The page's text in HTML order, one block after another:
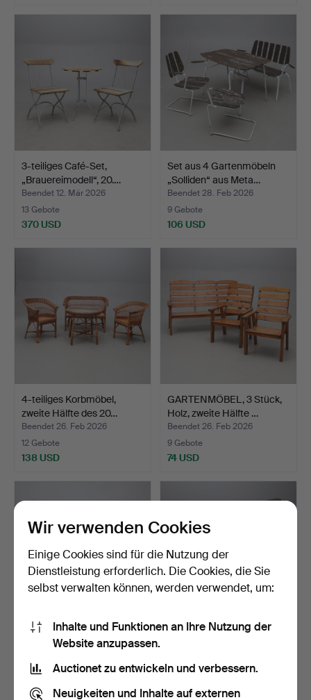
3-teiliges Café-Set,
„Brauereimodell“, 20.…
Beendet 12. Mär 2026
13 Gebote
370 USD
Set aus 4 Gartenmöbeln
„Solliden“ aus Meta…
Beendet 28. Feb 2026
9 Gebote
106 USD
4-teiliges Korbmöbel,
zweite Hälfte des 20…
Beendet 26. Feb 2026
12 Gebote
138 USD
GARTENMÖBEL, 3 Stück,
Holz, zweite Hälfte …
Beendet 26. Feb 2026
9 Gebote
74 USD
LIEGESTUHL, Eiche und
Rattan, Collignon-Pa…
22 Gebote
285 USD
GARTENSTÜHLE, 4 Stück,
37 USD
Wir verwenden Cookies
Einige Cookies sind für die Nutzung der
Dienstleistung erforderlich. Die Cookies, die Sie
selbst verwalten können, werden verwendet, um:
Inhalte und Funktionen an Ihre Nutzung der
Website anzupassen.
Auctionet zu entwickeln und verbessern.
Neuigkeiten und Inhalte auf externen